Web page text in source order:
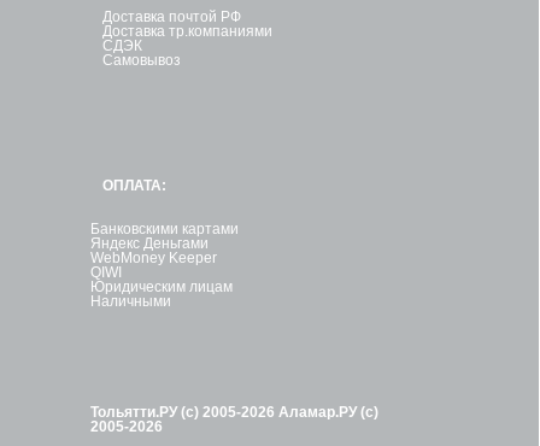
Доставка почтой РФ
Доставка тр.компаниями
СДЭК
Самовывоз
ОПЛАТА:
Банковскими картами
Яндекс Деньгами
WebMoney Keeper
QIWI
Юридическим лицам
Наличными
Тольятти.РУ (с) 2005-2026 Аламар.РУ (с)
2005-2026